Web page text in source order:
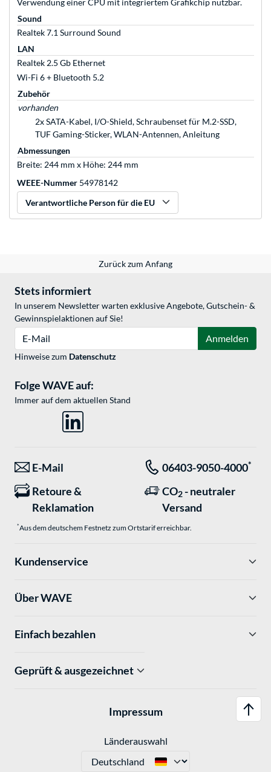
Verwendung einer CPU mit integriertem Grafikchip nutzbar.
Sound
Realtek 7.1 Surround Sound
LAN
Realtek 2.5 Gb Ethernet
Wi-Fi 6 + Bluetooth 5.2
Zubehör
vorhanden
2x SATA-Kabel, I/O-Shield, Schraubenset für M.2-SSD,
TUF Gaming-Sticker, WLAN-Antennen, Anleitung
Abmessungen
Breite: 244 mm x Höhe: 244 mm
WEEE-Nummer 54978142
Verantwortliche Person für die EU
Zurück zum Anfang
Stets informiert
In unserem Newsletter warten exklusive Angebote, Gutschein- &
Gewinnspielaktionen auf Sie!
Anmelden
Hinweise zum Datenschutz
Folge WAVE auf:
Immer auf dem aktuellen Stand
E-Mail 06403-9050-4000*
Retoure &
Reklamation
CO2 - neutraler
Versand
*Aus dem deutschem Festnetz zum Ortstarif erreichbar.
Kundenservice
Über WAVE
Einfach bezahlen
Geprüft & ausgezeichnet
Impressum
Länderauswahl